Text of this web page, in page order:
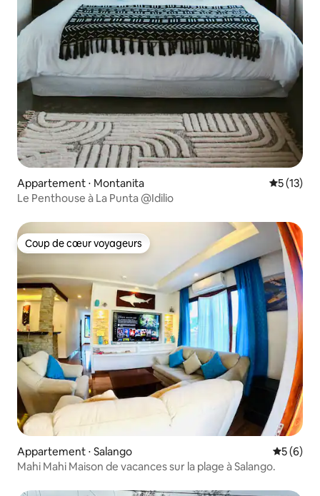
Appartement ⋅ Montanita
5 (13)
Le Penthouse à La Punta @Idilio
Coup de cœur voyageurs
Coup de cœur voyageurs
Appartement ⋅ Salango
5 (6)
Mahi Mahi Maison de vacances sur la plage à Salango.